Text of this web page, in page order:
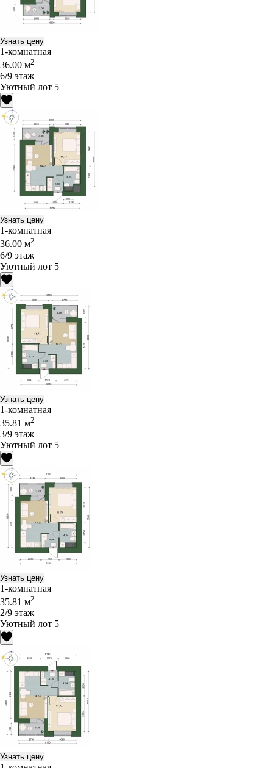
Узнать цену
1-комнатная
36.00 м2
6/9 этаж
Уютный лот 5
Узнать цену
1-комнатная
36.00 м2
6/9 этаж
Уютный лот 5
Узнать цену
1-комнатная
35.81 м2
3/9 этаж
Уютный лот 5
Узнать цену
1-комнатная
35.81 м2
2/9 этаж
Уютный лот 5
Узнать цену